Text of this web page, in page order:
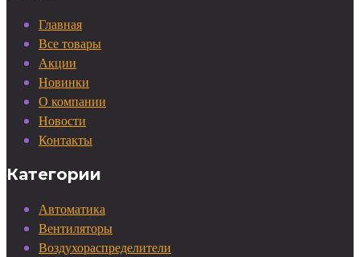
Главная
Все товары
Акции
Новинки
О компании
Новости
Контакты
Категории
Автоматика
Вентиляторы
Воздухораспределители